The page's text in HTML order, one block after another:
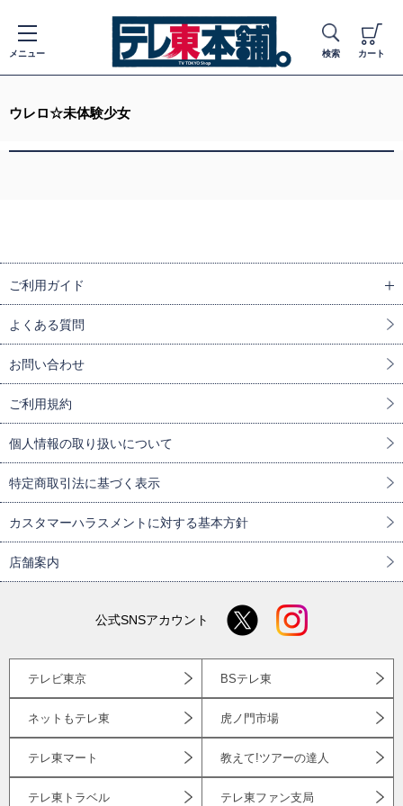
メニュー 検索 カート
ウレロ☆未体験少女
ご利用ガイド
よくある質問
お問い合わせ
ご利用規約
個人情報の取り扱いについて
特定商取引法に基づく表示
カスタマーハラスメントに対する基本方針
店舗案内
公式SNSアカウント
テレビ東京 BSテレ東
ネットもテレ東 虎ノ門市場
テレ東マート 教えて!ツアーの達人
テレ東トラベル テレ東ファン支局